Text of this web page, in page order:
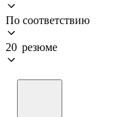
По соответствию
20 резюме